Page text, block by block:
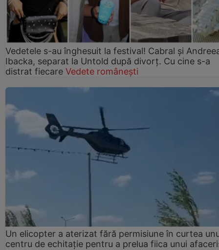
Vedetele s-au înghesuit la festival! Cabral și
Ibacka, separat la Untold după divorț. Cu cine s-a
distrat fiecare Vedete românești
Un elicopter a aterizat fără permisiune în curtea
centru de echitație pentru a prelua fiica unui